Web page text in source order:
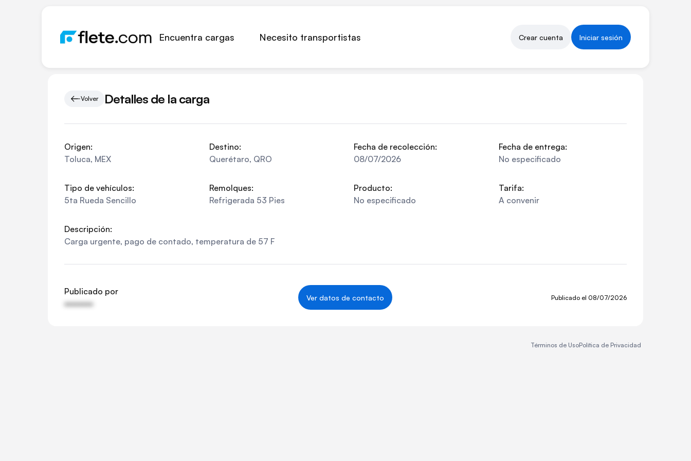
Encuentra cargas Necesito transportistas Crear cuenta Iniciar sesión
Volver Detalles de la carga
Origen:
Toluca, MEX
Destino:
Querétaro, QRO
Fecha de recolección:
08/07/2026
Fecha de entrega:
No especificado
Tipo de vehículos:
5ta Rueda Sencillo
Remolques:
Refrigerada 53 Pies
Producto:
No especificado
Tarifa:
A convenir
Descripción:
Carga urgente, pago de contado, temperatura de 57 F
Publicado por
••••••••
Ver datos de contacto Publicado el 08/07/2026
Términos de UsoPolítica de Privacidad